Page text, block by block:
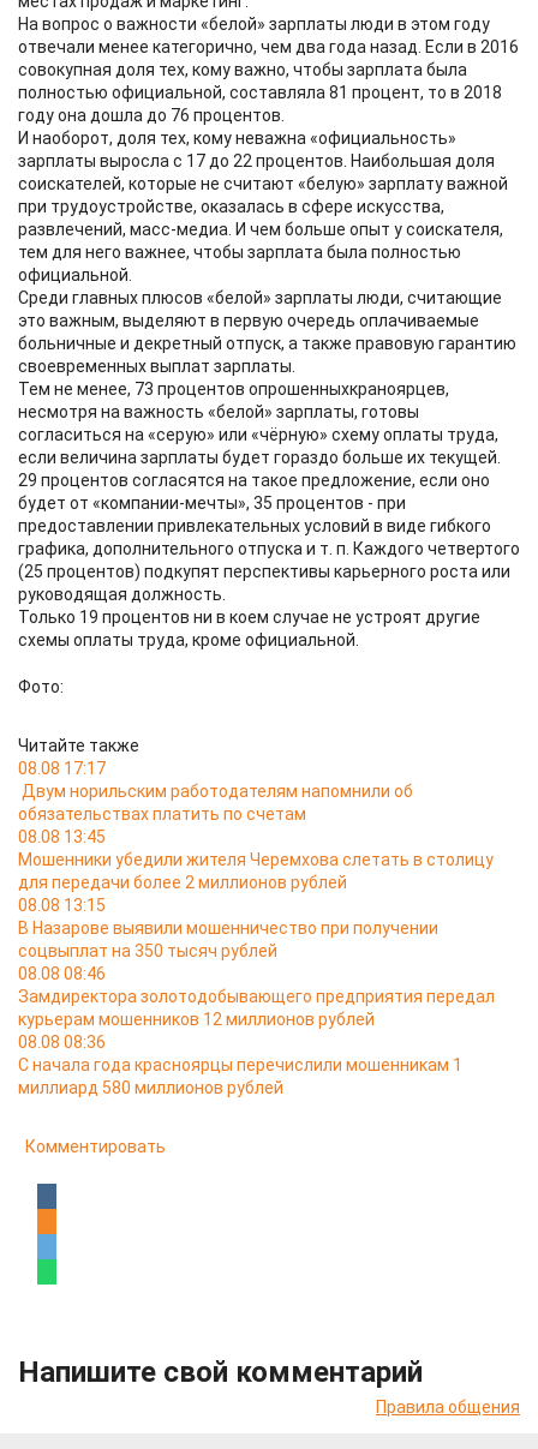
На вопрос о важности «белой» зарплаты люди в этом году
отвечали менее категорично, чем два года назад. Если в 2016
совокупная доля тех, кому важно, чтобы зарплата была
полностью официальной, составляла 81 процент, то в 2018
году она дошла до 76 процентов.
И наоборот, доля тех, кому неважна «официальность»
зарплаты выросла с 17 до 22 процентов. Наибольшая доля
соискателей, которые не считают «белую» зарплату важной
при трудоустройстве, оказалась в сфере искусства,
развлечений, масс-медиа. И чем больше опыт у соискателя,
тем для него важнее, чтобы зарплата была полностью
официальной.
Среди главных плюсов «белой» зарплаты люди, считающие
это важным, выделяют в первую очередь оплачиваемые
больничные и декретный отпуск, а также правовую гарантию
своевременных выплат зарплаты.
Тем не менее, 73 процентов опрошенныхкраноярцев,
несмотря на важность «белой» зарплаты, готовы
согласиться на «серую» или «чёрную» схему оплаты труда,
если величина зарплаты будет гораздо больше их текущей.
29 процентов согласятся на такое предложение, если оно
будет от «компании-мечты», 35 процентов - при
предоставлении привлекательных условий в виде гибкого
графика, дополнительного отпуска и т. п. Каждого четвертого
(25 процентов) подкупят перспективы карьерного роста или
руководящая должность.
Только 19 процентов ни в коем случае не устроят другие
схемы оплаты труда, кроме официальной.
Фото:
Читайте также
08.08 17:17
Двум норильским работодателям напомнили об
обязательствах платить по счетам
08.08 13:45
Мошенники убедили жителя Черемхова слетать в столицу
для передачи более 2 миллионов рублей
08.08 13:15
В Назарове выявили мошенничество при получении
соцвыплат на 350 тысяч рублей
08.08 08:46
Замдиректора золотодобывающего предприятия передал
курьерам мошенников 12 миллионов рублей
08.08 08:36
С начала года красноярцы перечислили мошенникам 1
миллиард 580 миллионов рублей
Комментировать
Напишите свой комментарий
Правила общения